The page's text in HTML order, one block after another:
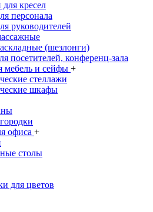
для кресел
персонала
руководителей
(шезлонги)
посетителей, конференц-зала
мебель и сейфы +
стеллажи
шкафы
офиса +
столы
для цветов